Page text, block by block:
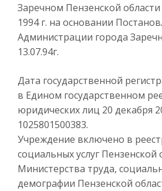
Заречном Пензенской
1994 г. на основании
Администрации города
13.07.94г.
Дата государственной
в Едином государственном
юридических лиц 20 декабря
1025801500383.
Учреждение включено в
социальных услуг Пензенской
Министерства труда,
демографии Пензенской